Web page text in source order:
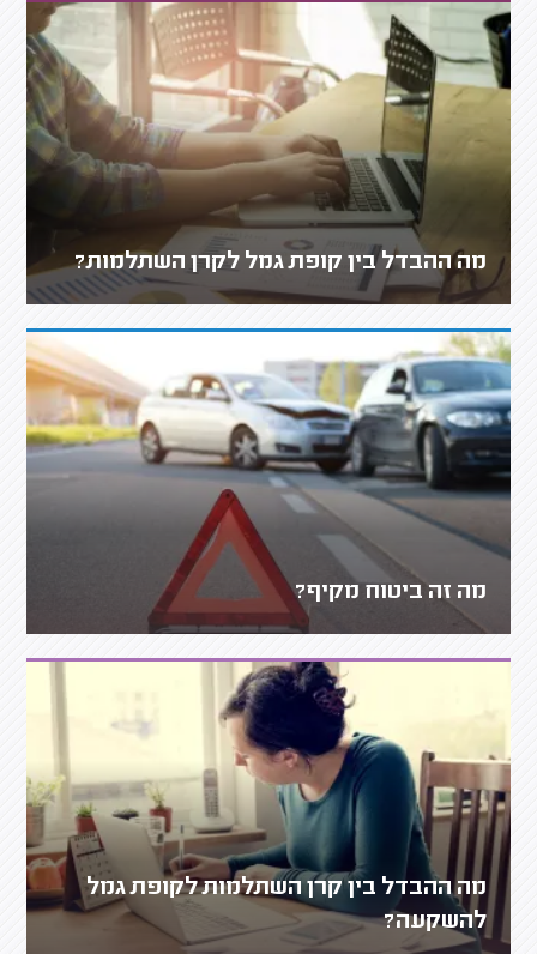
מה ההבדל בין קופת גמל לקרן השתלמות?
מה זה ביטוח מקיף?
מה ההבדל בין קרן השתלמות לקופת גמל
להשקעה?